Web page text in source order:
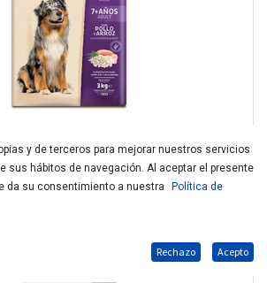
ADULT 7+ YEARS CHICKEN & RICE 3KG
y de terceros para mejorar nuestros servicios
sus hábitos de navegación. Al aceptar el presente
da su consentimiento a nuestra
Política de
Rechazo Acepto